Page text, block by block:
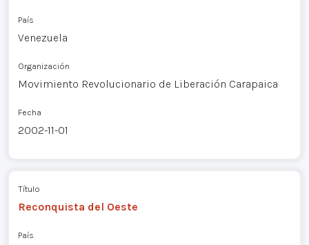
País
Venezuela
Organización
Movimiento Revolucionario de Liberación Carapaica
Fecha
2002-11-01
Título
Reconquista del Oeste
País